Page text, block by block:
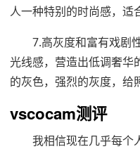
人一种特别的时尚感，适
7.高灰度和富有戏剧
光线感，营造出低调奢华
的灰色，强烈的灰度，给
vscocam测评
我相信现在几乎每个